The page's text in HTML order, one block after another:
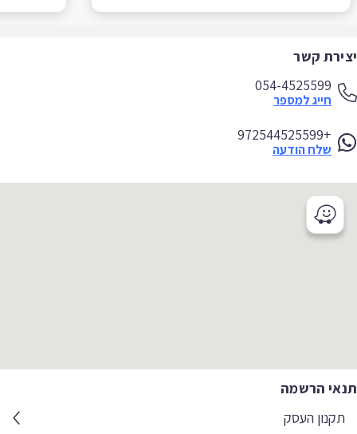
קשר
054-4525599
חייג למספר
+972544525599
שלח הודעה
הרשמה
תקנון העסק